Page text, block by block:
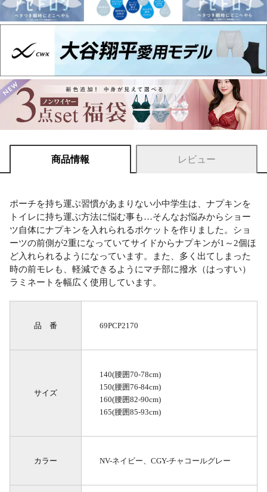
商品情報 レビュー
ポーチを持ち運ぶ習慣があまりない小中学生は、ナプキンを
トイレに持ち運ぶ方法に悩む事も…そんなお悩みからショー
ツ自体にナプキンを入れられるポケットを作りました。ショ
ーツの前側が2重になっていてサイドからナプキンが1～2個ほ
ど入れられるようになっています。また、多く出てしまった
時の前モレも、軽減できるようにマチ部に撥水（はっすい）
ラミネートを幅広く使用しています。
品 番 69PCP2170
サイズ
140(腰囲70-78cm)
150(腰囲76-84cm)
160(腰囲82-90cm)
165(腰囲85-93cm)
カラー NV-ネイビー、CGY-チャコールグレー